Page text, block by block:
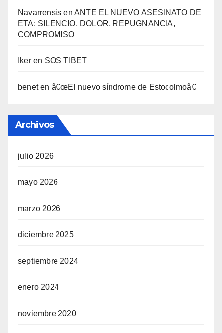
Navarrensis enANTE EL NUEVO ASESINATO DE
ETA: SILENCIO, DOLOR, REPUGNANCIA,
COMPROMISO
Ikeren SOS TIBET
beneten â€œEl nuevo sí­ndrome de Estocolmoâ€
Archivos
julio 2026
mayo 2026
marzo 2026
diciembre 2025
septiembre 2024
enero 2024
noviembre 2020